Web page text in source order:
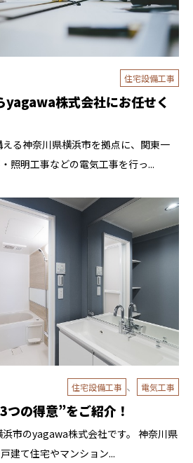
住宅設備工事
yagawa株式会社にお任せく
る神奈川県横浜市を拠点に、関東一
照明工事などの電気工事を行っ...
住宅設備工事 、 電気工事
の得意”をご紹介！
市のyagawa株式会社です。 神奈川県
建て住宅やマンション...